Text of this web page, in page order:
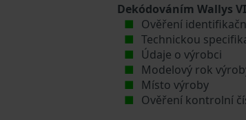
Dekódováním Wallys
Ověření
Technickou
Údaje o výrobci
Modelový rok
Místo výroby
Ověření kontrolní